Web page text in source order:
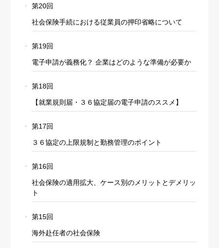
第20回
社会保険手続における従業員の押印省略について
第19回
電子申請が義務化？ 企業はどのような準備が必要か
第18回
【就業規則届・３６協定届の電子申請のススメ】
第17回
３６協定の上限規制と勤務管理のポイント
第16回
社会保険の適用拡大、ケース別のメリットとデメリッ
ト
第15回
海外赴任者の社会保険